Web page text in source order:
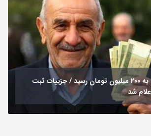
وام بازنشستگان به ۲۰۰ میلیون تومان رسید / جزییات ثبت